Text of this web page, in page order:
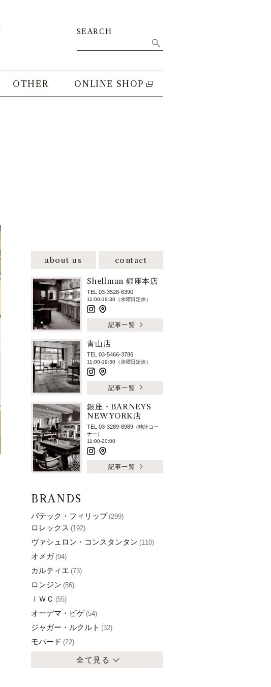
SEARCH
OTHER ONLINE SHOP
about us contact
Shellman 銀座本店
TEL 03-3528-6390
11:00-19:30（水曜日定休）
記事一覧
青山店
TEL 03-5466-3786
11:00-19:30（水曜日定休）
記事一覧
銀座・BARNEYS
NEW YORK店
TEL 03-3289-8989 （時計コー
ナー）
11:00-20:00
記事一覧
BRANDS
パテック・フィリップ (299)
ロレックス (192)
ヴァシュロン・コンスタンタン (110)
オメガ (94)
カルティエ (73)
ロンジン (56)
ＩＷＣ (55)
オーデマ・ピゲ (54)
ジャガー・ルクルト (32)
モバード (22)
全て見る